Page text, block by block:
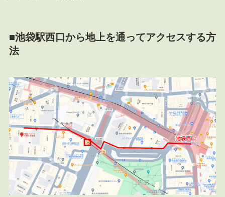
■池袋駅西口から地上を通ってアクセスする方
法